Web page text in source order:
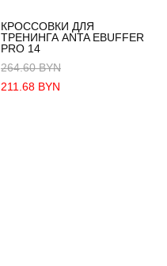
КРОССОВКИ ДЛЯ
ТРЕНИНГА ANTA EBUFFER
PRO 14
264.60 BYN
211.68 BYN